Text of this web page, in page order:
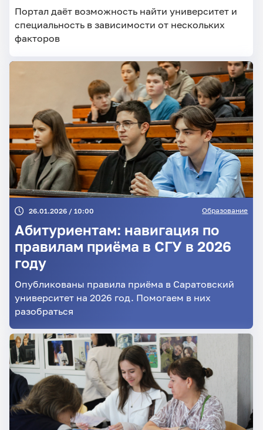
Портал даёт возможность найти университет и
специальность в зависимости от нескольких
факторов
26.01.2026 / 10:00 Образование
Абитуриентам: навигация по
правилам приёма в СГУ в 2026
году
Опубликованы правила приёма в Саратовский
университет на 2026 год. Помогаем в них
разобраться